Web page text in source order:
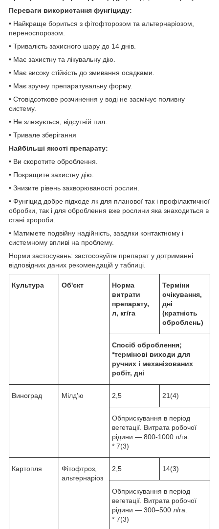
Переваги використання фунгіциду:
• Найкраще бориться з фітофторозом та альтернаріозом,
переноспорозом.
• Тривалість захисного шару до 14 днів.
• Має захистну та лікувальну дію.
• Має високу стійкість до змивання осадками.
• Має зручну препаратувальну форму.
• Стовідсоткове розчинення у воді не засмічує поливну
систему.
• Не злежується, відсутній пил.
• Тривале зберігання
Найбільші якості препарату:
• Ви скоротите оброблення.
• Покращите захистну дію.
• Знизите рівень захворюваності рослин.
• Фунгіцид добре підходе як для планової так і профілактичної
обробки, так і для оброблення вже рослини яка знаходиться в
стані хророби.
• Матимете подвійну надійність, завдяки контактному і
системному впливі на проблему.
Норми застосувань: застосовуйте препарат у дотриманні
відповідних даних рекомендацій у таблиці.
Культура Об'єкт
Норма
витрати
препарату,
л, кг/га
Терміни
очікування,
дні
(кратність
оброблень)
Спосіб оброблення;
*термінові виходи для
ручних і механізованих
робіт, дні
Виноград Мілд'ю 2,5 21(4)
Обприскування в період
вегетації. Витрата робочої
рідини — 800-1000 л/га.
* 7(3)
Картопля
Фітофтроз,
альтернаріоз
2,5 14(3)
Обприскування в період
вегетації. Витрата робочої
рідини — 300–500 л/га.
* 7(3)